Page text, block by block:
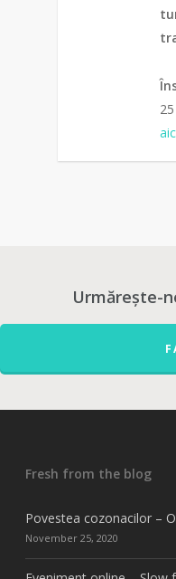
Urmărește-
Fresh from the blog
Povestea cozonacilor –
November 25, 2020